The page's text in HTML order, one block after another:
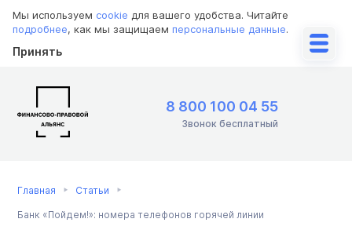
Мы используем cookie для вашего удобства. Читайте
подробнее, как мы защищаем персональные данные.
Принять
8 800 100 04 55
Звонок бесплатный
Главная Статьи
Банк «Пойдем!»: номера телефонов горячей линии